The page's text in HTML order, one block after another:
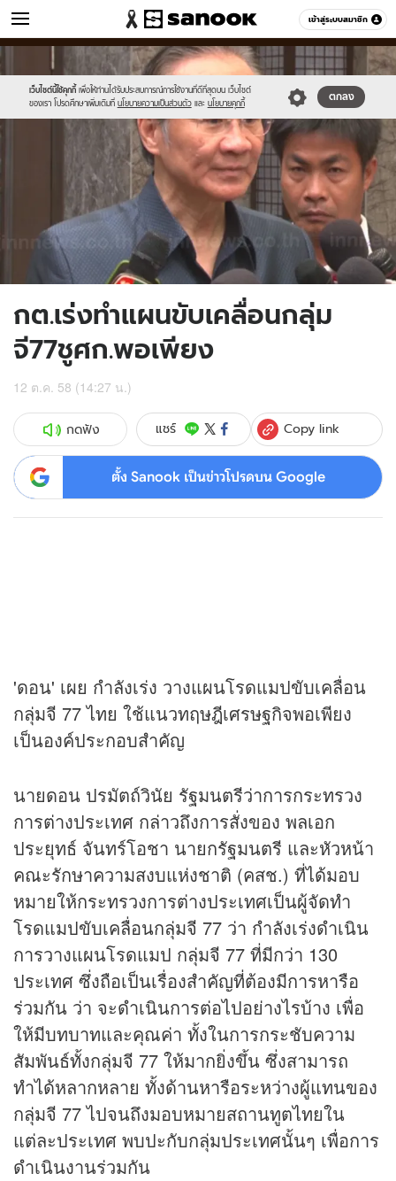
เข้าสู่ระบบสมาชิก
ข่าว หมวดอื่นๆ
เว็บไซต์นี้ใช้คุกกี้ เพื่อให้ท่านได้รับประสบการณ์การใช้งานที่ดีที่สุดบน เว็บไซต์
ของเรา โปรดศึกษาเพิ่มเติมที่ นโยบายความเป็นส่วนตัว และ นโยบายคุกกี้
ตกลง
//s.isanook.com/sr/0/images/logo-
new-
sanook.png
//s.isanook.com/ns/0/ud/376/1881190/651871-
01.jpg
กต.เร่งทำแผนขับเคลื่อนกลุ่ม
จี77ชูศก.พอเพียง
12 ต.ค. 58 (14:27 น.)
กดฟัง แชร์ Copy link
ตั้ง Sanook เป็นข่าวโปรดบน Google
'ดอน' เผย กำลังเร่ง วางแผนโรดแมปขับเคลื่อน
กลุ่มจี 77 ไทย ใช้แนวทฤษฎีเศรษฐกิจพอเพียง
เป็นองค์ประกอบสำคัญ
นายดอน ปรมัตถ์วินัย รัฐมนตรีว่าการกระทรวง
การต่างประเทศ กล่าวถึงการสั่งของ พลเอก
ประยุทธ์ จันทร์โอชา นายกรัฐมนตรี และหัวหน้า
คณะรักษาความสงบแห่งชาติ (คสช.) ที่ได้มอบ
หมายให้กระทรวงการต่างประเทศเป็นผู้จัดทำ
โรดแมปขับเคลื่อนกลุ่มจี 77 ว่า กำลังเร่งดำเนิน
การวางแผนโรดแมป กลุ่มจี 77 ที่มีกว่า 130
ประเทศ ซึ่งถือเป็นเรื่องสำคัญที่ต้องมีการหารือ
ร่วมกัน ว่า จะดำเนินการต่อไปอย่างไรบ้าง เพื่อ
ให้มีบทบาทและคุณค่า ทั้งในการกระชับความ
สัมพันธ์ทั้งกลุ่มจี 77 ให้มากยิ่งขึ้น ซึ่งสามารถ
ทำได้หลากหลาย ทั้งด้านหารือระหว่างผู้แทนของ
กลุ่มจี 77 ไปจนถึงมอบหมายสถานทูตไทยใน
แต่ละประเทศ พบปะกับกลุ่มประเทศนั้นๆ เพื่อการ
ดำเนินงานร่วมกัน